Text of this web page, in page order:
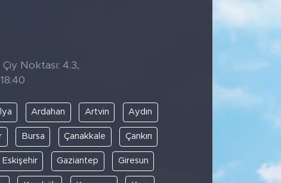
Çiy Noktası: 4.3,
Ardahan Artvin Aydın
Bursa Çanakkale Çankırı
Eskişehir Gaziantep Giresun